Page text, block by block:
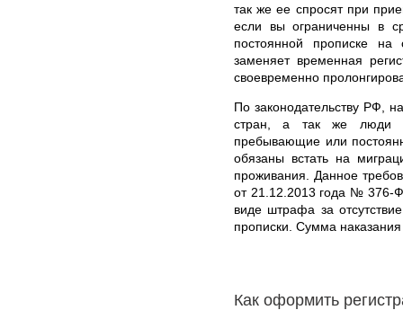
так же ее спросят при
если вы ограниченны в
постоянной прописке
заменяет временная
своевременно
По законодательству РФ,
стран, а так же люди
пребывающие или
обязаны встать на
проживания. Данное
от 21.12.2013 года № 376-
виде штрафа за
прописки. Сумма
Как оформить